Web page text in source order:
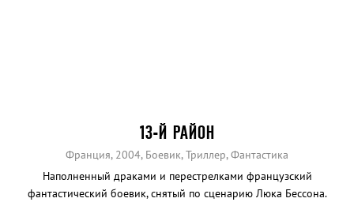
13-Й РАЙОН
Франция, 2004, Боевик, Триллер, Фантастика
Наполненный драками и перестрелками французский
фантастический боевик, снятый по сценарию Люка Бессона.